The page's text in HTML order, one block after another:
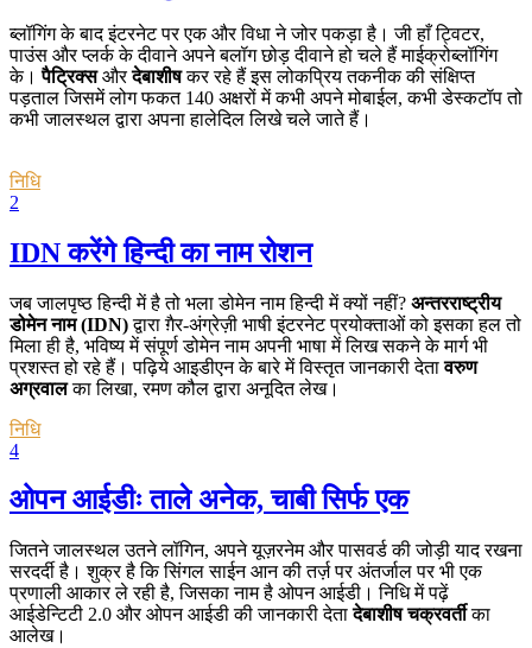
ब्लॉगिंग के बाद इंटरनेट पर एक और विधा ने जोर पकड़ा है। जी हाँ ट्विटर,
पाउंस और प्लर्क के दीवाने अपने बलॉग छोड़ दीवाने हो चले हैं माईक्रोब्लॉगिंग
के।पैट्रिक्सऔरदेबाशीषकर रहे हैं इस लोकप्रिय तकनीक की संक्षिप्त
पड़ताल जिसमें लोग फकत 140 अक्षरों में कभी अपने मोबाईल, कभी डेस्कटॉप तो
कभी जालस्थल द्वारा अपना हालेदिल लिखे चले जाते हैं।
निधि
2
IDN करेंगे हिन्दी का नाम रोशन
जब जालपृष्ठ हिन्दी में है तो भला डोमेन नाम हिन्दी में क्यों नहीं? अन्तरराष्ट्रीय
डोमेन नाम (IDN)द्वारा ग़ैर-अंग्रेज़ी भाषी इंटरनेट प्रयोक्ताओं को इसका हल तो
मिला ही है, भविष्य में संपूर्ण डोमेन नाम अपनी भाषा में लिख सकने के मार्ग भी
प्रशस्त हो रहे हैं। पढ़िये आइडीएन के बारे में विस्तृत जानकारी देतावरुण
अग्रवालका लिखा, रमण कौल द्वारा अनूदित लेख।
निधि
4
ओपन आईडीः ताले अनेक, चाबी सिर्फ एक
जितने जालस्थल उतने लॉगिन, अपने यूज़रनेम और पासवर्ड की जोड़ी याद रखना
सरदर्दी है। शुक्र है कि सिंगल साईन आन की तर्ज़ पर अंतर्जाल पर भी एक
प्रणाली आकार ले रही है, जिसका नाम है ओपन आईडी। निधि में पढ़ें
आईडेन्टिटी 2.0 और ओपन आईडी की जानकारी देतादेबाशीष चक्रवर्तीका
आलेख।